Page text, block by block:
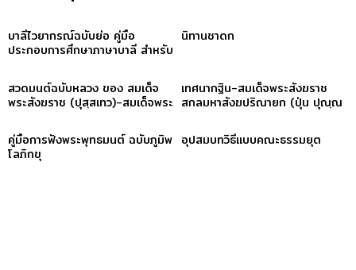
บาลีไวยากรณ์ฉบับย่อ คู่มือ
ประกอบการศึกษาภาษาบาลี สำหรับ
นิทานชาดก
สวดมนต์ฉบับหลวง ของ สมเด็จ
พระสังฆราช (ปุสฺสเทว)-สมเด็จพระ
เทศนากฐิน-สมเด็จพระสังฆราช
สกลมหาสังฆปริณายก (ปุ่น ปุณฺณ
คู่มือการฟังพระพุทธมนต์ ฉบับภูมิพ
โลภิกขุ
อุปสมบทวิธีแบบคณะธรรมยุต